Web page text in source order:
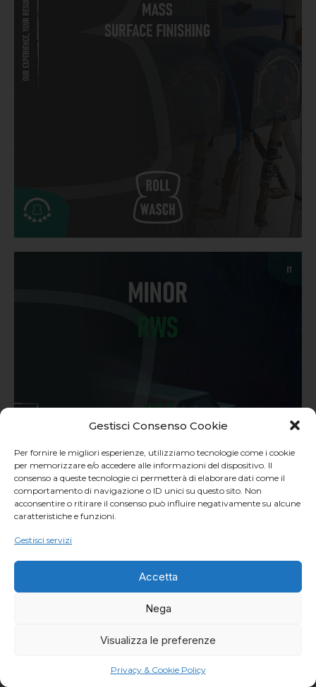
Gestisci Consenso Cookie
Per fornire le migliori esperienze, utilizziamo tecnologie come i cookie
per memorizzare e/o accedere alle informazioni del dispositivo. Il
consenso a queste tecnologie ci permetterà di elaborare dati come il
comportamento di navigazione o ID unici su questo sito. Non
acconsentire o ritirare il consenso può influire negativamente su alcune
caratteristiche e funzioni.
Gestisci servizi
Accetta
Nega
Visualizza le preferenze
Privacy & Cookie Policy